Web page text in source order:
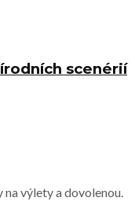
scenérií
výlety a dovolenou.